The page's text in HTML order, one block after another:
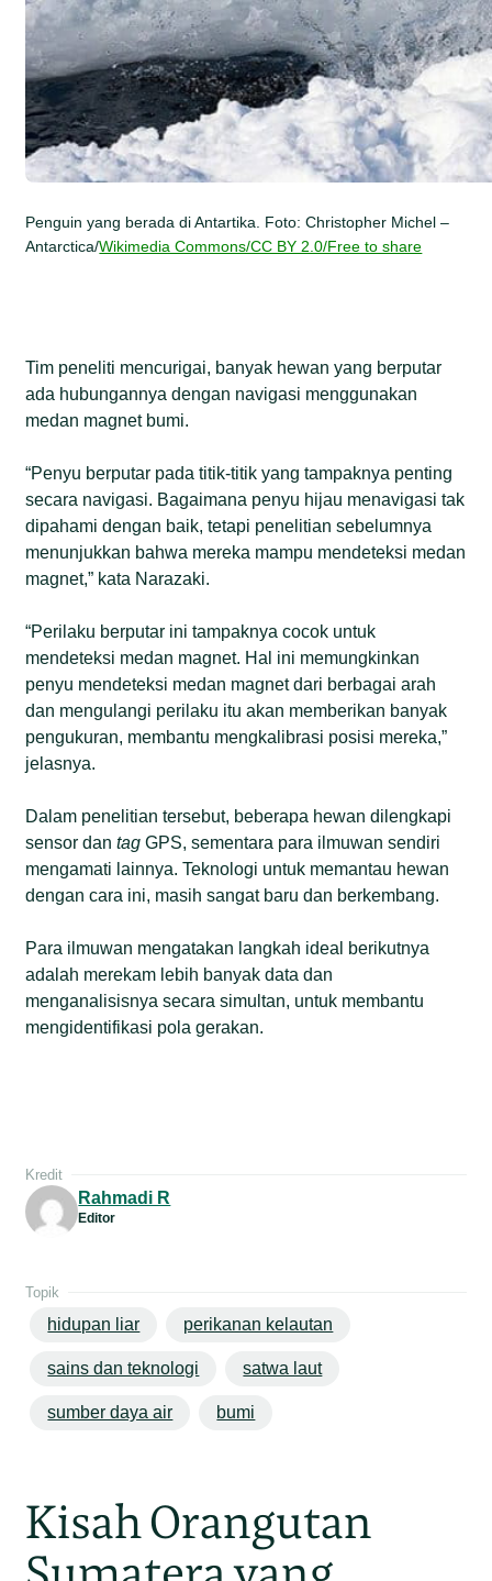
Penguin yang berada di Antartika. Foto: Christopher Michel –
Antarctica/Wikimedia Commons/CC BY 2.0/Free to share
Tim peneliti mencurigai, banyak hewan yang berputar
ada hubungannya dengan navigasi menggunakan
medan magnet bumi.
“Penyu berputar pada titik-titik yang tampaknya penting
secara navigasi. Bagaimana penyu hijau menavigasi tak
dipahami dengan baik, tetapi penelitian sebelumnya
menunjukkan bahwa mereka mampu mendeteksi medan
magnet,” kata Narazaki.
“Perilaku berputar ini tampaknya cocok untuk
mendeteksi medan magnet. Hal ini memungkinkan
penyu mendeteksi medan magnet dari berbagai arah
dan mengulangi perilaku itu akan memberikan banyak
pengukuran, membantu mengkalibrasi posisi mereka,”
jelasnya.
Dalam penelitian tersebut, beberapa hewan dilengkapi
sensor dantagGPS, sementara para ilmuwan sendiri
mengamati lainnya. Teknologi untuk memantau hewan
dengan cara ini, masih sangat baru dan berkembang.
Para ilmuwan mengatakan langkah ideal berikutnya
adalah merekam lebih banyak data dan
menganalisisnya secara simultan, untuk membantu
mengidentifikasi pola gerakan.
Kredit
Rahmadi R
Editor
Topik
hidupan liar perikanan kelautan
sains dan teknologi satwa laut
sumber daya air bumi
Kisah Orangutan